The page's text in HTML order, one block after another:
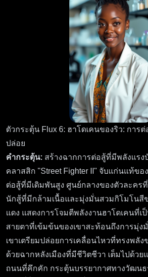
ตัวกระตุ้น Flux 6: ฮาโดเคนของริว: การ
ปล่อย
คำกระตุ้น: สร้างฉากการต่อสู้ที่มีพลังแรง
คลาสสิก "Street Fighter II" จับแก่นแท้ขอ
ต่อสู้ที่มีเดิมพันสูง ศูนย์กลางของตัวละคร
นักสู้ที่มีกล้ามเนื้อและมุ่งมั่นสวมกิโมโนสี
แดง แสดงการโจมตีพลังงานฮาโดเคนที่เ
สายตาที่เข้มข้นของเขาสะท้อนถึงการมุ่
เขาเตรียมปล่อยการเคลื่อนไหวที่ทรงพลัง
ด้วยฉากหลังเมืองที่มีชีวิตชีวา เต็มไปด้ว
ถนนที่คึกคัก กระตุ้นบรรยากาศทางวัฒนธ